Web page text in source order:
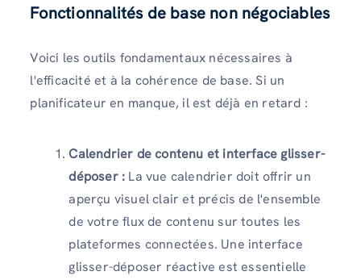
Fonctionnalités de base non négociables
Voici les outils fondamentaux nécessaires à
l'efficacité et à la cohérence de base. Si un
planificateur en manque, il est déjà en retard :
Calendrier de contenu et interface glisser-
déposer : La vue calendrier doit offrir un
aperçu visuel clair et précis de l'ensemble
de votre flux de contenu sur toutes les
plateformes connectées. Une interface
glisser-déposer réactive est essentielle